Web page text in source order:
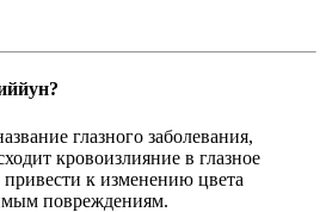
глазного заболевания,
кровоизлияние в глазное
к изменению цвета
повреждениям.